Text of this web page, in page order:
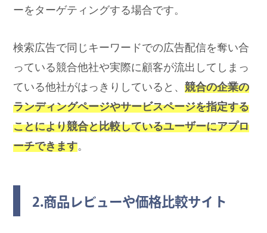
ーをターゲティングする場合です。
検索広告で同じキーワードでの広告配信を奪い合
っている競合他社や実際に顧客が流出してしまっ
ている他社がはっきりしていると、競合の企業の
ランディングページやサービスページを指定する
ことにより競合と比較しているユーザーにアプロ
ーチできます。
2.商品レビューや価格比較サイト